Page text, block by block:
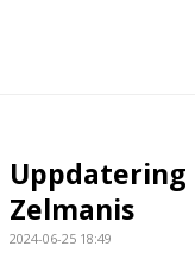
DOKUMENT
VÅRA LAG/TRÄNARE
Zelmanis
2024-06-25 18:49